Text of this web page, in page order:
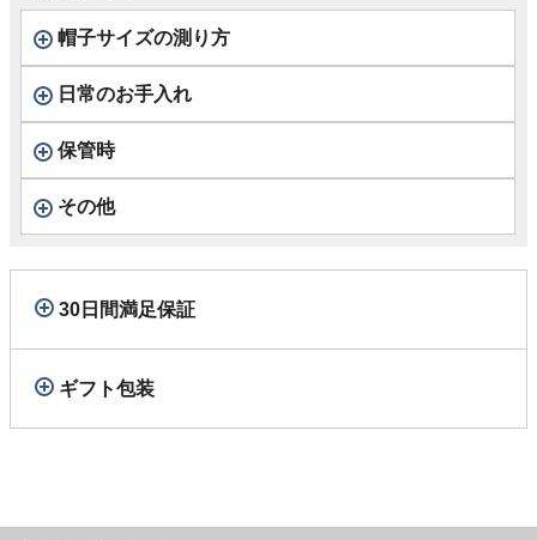
帽子サイズの測り方
日常のお手入れ
保管時
その他
30日間満足保証
ギフト包装